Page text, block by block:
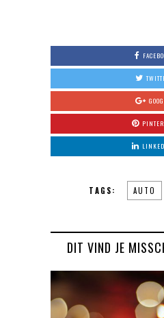
TAGS: AUTO
DIT VIND JE